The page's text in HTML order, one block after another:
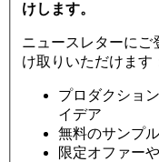
けします。
ニュースレターにご
け取りいただけます
プロダクショ
イデア
無料のサンプ
限定オファー